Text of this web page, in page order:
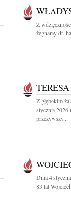
Z
żegnamy dr.
Z głębokim
stycznia 2026
przeżywszy...
Dnia 4
83 lat